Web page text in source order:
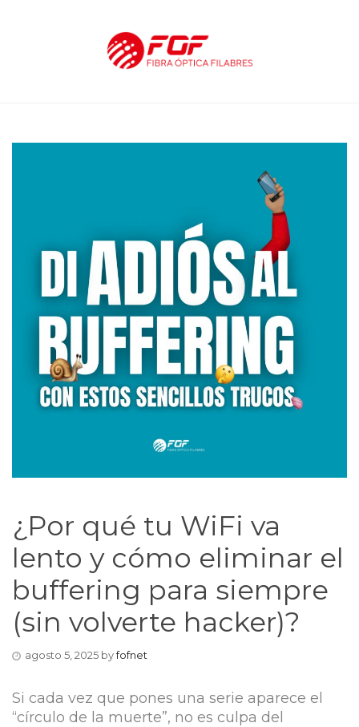
¿Por qué tu WiFi va
lento y cómo eliminar el
buffering para siempre
(sin volverte hacker)?
agosto 5, 2025 byfofnet
Si cada vez que pones una serie aparece el
“círculo de la muerte”, no es culpa del